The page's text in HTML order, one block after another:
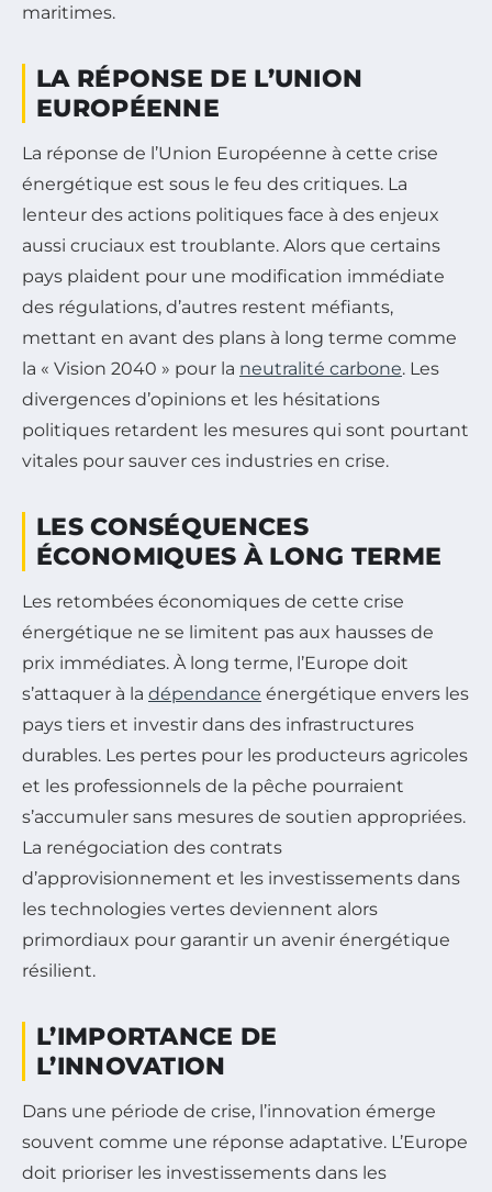
maritimes.
LA RÉPONSE DE L’UNION
EUROPÉENNE
La réponse de l’Union Européenne à cette crise
énergétique est sous le feu des critiques. La
lenteur des actions politiques face à des enjeux
aussi cruciaux est troublante. Alors que certains
pays plaident pour une modification immédiate
des régulations, d’autres restent méfiants,
mettant en avant des plans à long terme comme
la « Vision 2040 » pour la neutralité carbone. Les
divergences d’opinions et les hésitations
politiques retardent les mesures qui sont pourtant
vitales pour sauver ces industries en crise.
LES CONSÉQUENCES
ÉCONOMIQUES À LONG TERME
Les retombées économiques de cette crise
énergétique ne se limitent pas aux hausses de
prix immédiates. À long terme, l’Europe doit
s’attaquer à la dépendance énergétique envers les
pays tiers et investir dans des infrastructures
durables. Les pertes pour les producteurs agricoles
et les professionnels de la pêche pourraient
s’accumuler sans mesures de soutien appropriées.
La renégociation des contrats
d’approvisionnement et les investissements dans
les technologies vertes deviennent alors
primordiaux pour garantir un avenir énergétique
résilient.
L’IMPORTANCE DE
L’INNOVATION
Dans une période de crise, l’innovation émerge
souvent comme une réponse adaptative. L’Europe
doit prioriser les investissements dans les